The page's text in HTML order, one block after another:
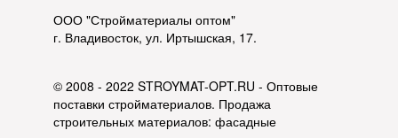
ООО "Стройматериалы оптом"
г. Владивосток, ул. Иртышская, 17.
© 2008 - 2022 STROYMAT-OPT.RU - Оптовые
поставки стройматериалов. Продажа
строительных материалов: фасадные